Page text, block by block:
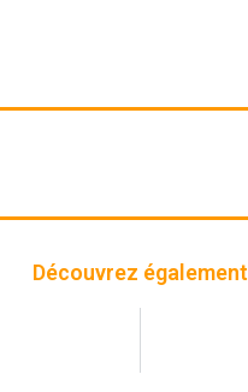
Découvrez également